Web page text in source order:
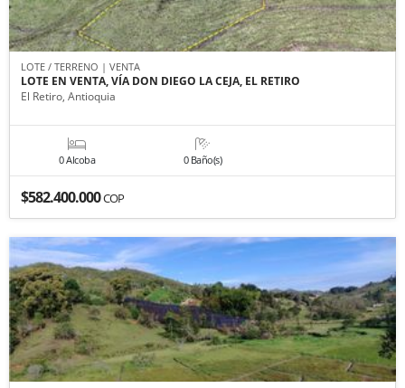
LOTE / TERRENO | VENTA
LOTE EN VENTA, VÍA DON DIEGO LA CEJA, EL RETIRO
El Retiro, Antioquia
0 Alcoba 0 Baño(s)
$582.400.000COP